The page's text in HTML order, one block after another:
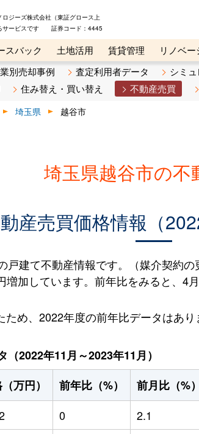
ロジーズ株式会社（東証グロース上
サービスです 証券コード：4445
スバック 土地活用 賃貸管理 リノベー
ンライン講座 リビンマガジンBiz 不動産
別売却事例 査定利用者データ
シミ
住み替え・買い替え 不動産売買
埼玉県 越谷市
埼玉県越谷市の不
産売買価格情報（
戸建て不動産情報です。（媒介契約
加しています。前年比をみると、4
め、2022年度の前年比データはあり
2022年11月～2023年11月）
万円） 前年比（%） 前月比（%）
0 2.1